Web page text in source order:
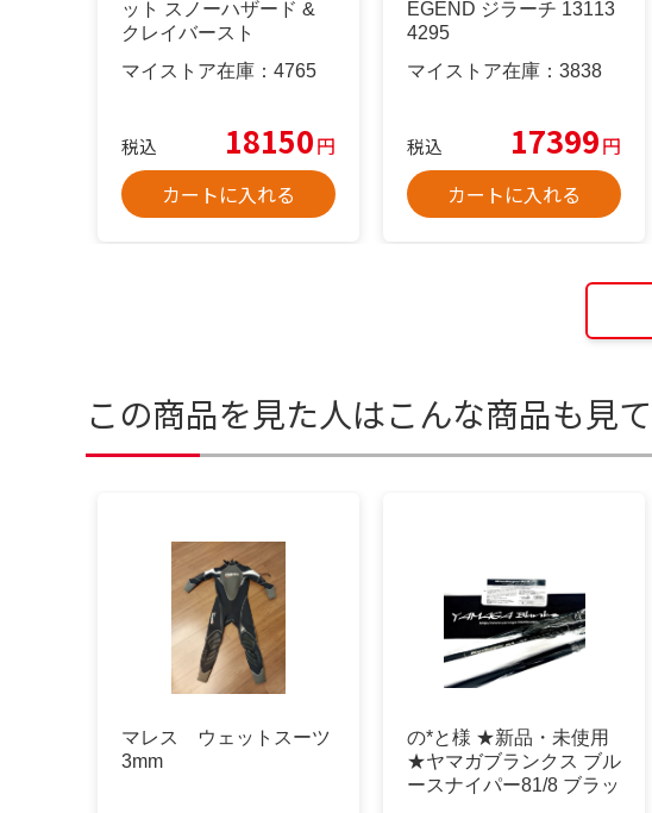
ット スノーハザード &
クレイバースト
マイストア在庫： 4765
税込 18150円
カートに入れる
EGEND ジラーチ 13113
4295
マイストア在庫： 3838
税込 17399円
カートに入れる
この商品を見た人はこんな商品も見
マレス ウェットスーツ
3mm
の*と様 ★新品・未使用
★ヤマガブランクス ブル
ースナイパー81/8 ブラッ